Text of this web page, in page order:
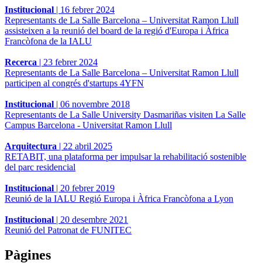
Institucional | 16 febrer 2024
Representants de La Salle Barcelona – Universitat Ramon Llull
assisteixen a la reunió del board de la regió d'Europa i Àfrica
Francòfona de la IALU
Recerca | 23 febrer 2024
Representants de La Salle Barcelona – Universitat Ramon Llull
participen al congrés d'startups 4YFN
Institucional | 06 novembre 2018
Representants de La Salle University Dasmariñas visiten La Salle
Campus Barcelona - Universitat Ramon Llull
Arquitectura | 22 abril 2025
RETABIT, una plataforma per impulsar la rehabilitació sostenible
del parc residencial
Institucional | 20 febrer 2019
Reunió de la IALU Regió Europa i Àfrica Francòfona a Lyon
Institucional | 20 desembre 2021
Reunió del Patronat de FUNITEC
Pàgines